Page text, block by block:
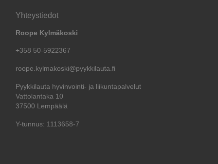
Yhteystiedot
Roope Kylmäkoski
+358 50-5922367
roope.kylmakoski@pyykkilauta.fi
Pyykkilauta hyvinvointi- ja liikuntapalvelut
Vattolantaka 10
37500 Lempäälä
Y-tunnus: 1113658-7